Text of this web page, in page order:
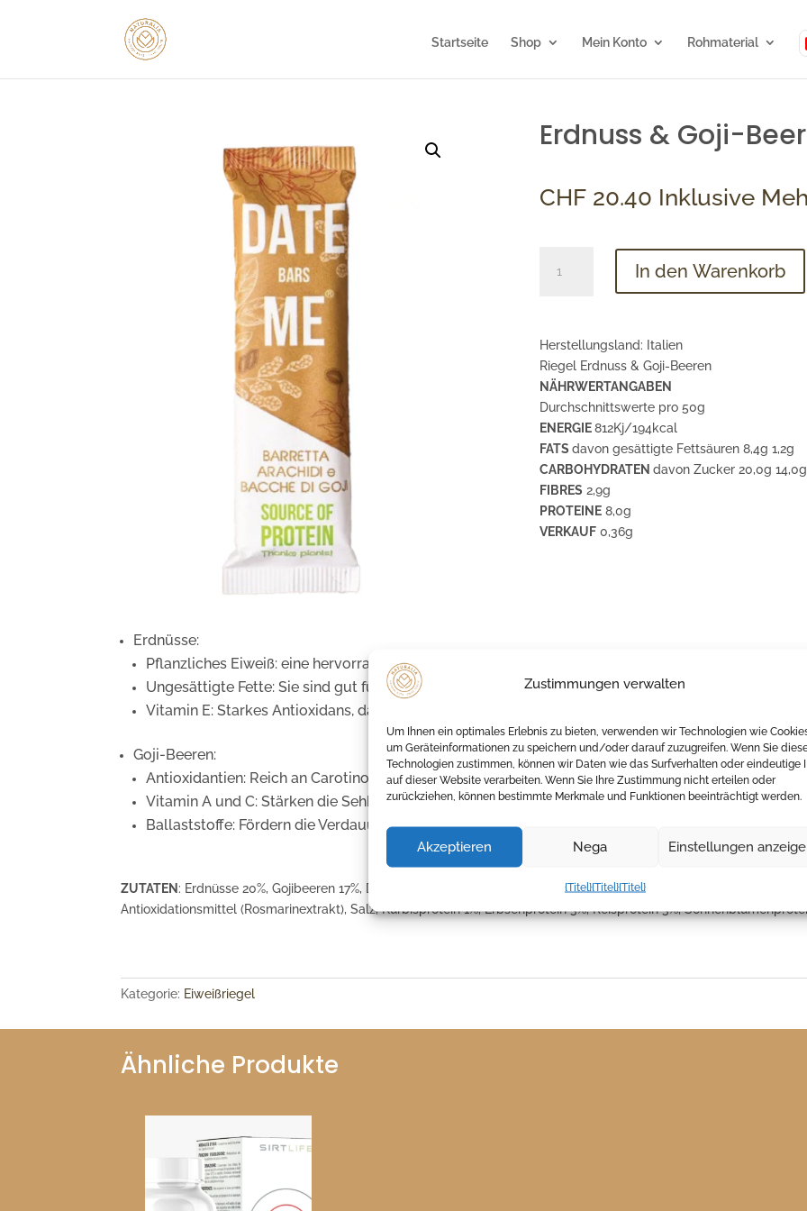
Zustimmungen verwalten
Um Ihnen ein optimales Erlebnis zu bieten, verwenden wir Technologien wie
um Geräteinformationen zu speichern und/oder darauf zuzugreifen. Wenn Sie
Technologien zustimmen, können wir Daten wie das Surfverhalten oder eindeutige
auf dieser Website verarbeiten. Wenn Sie Ihre Zustimmung nicht erteilen oder
zurückziehen, können bestimmte Merkmale und Funktionen beeinträchtigt werden.
Akzeptieren Nega Einstellungen
{Titel}{Titel}{Titel}
Startseite Shop Mein Konto Rohmaterial
Erdnuss & Goji-
CHF20.40 Inklusive
Arachidi
di
Goji,
Confezione
di
12
pezzi
Menge
In den Warenkorb
Herstellungsland: Italien
Riegel Erdnuss & Goji-Beeren
NÄHRWERTANGABEN
Durchschnittswerte pro 50g
ENERGIE812Kj/194kcal
FATS davon gesättigte Fettsäuren 8,4g 1,2g
CARBOHYDRATEN davon Zucker 20,0g 14,0g
FIBRES 2,9g
PROTEINE8,0g
VERKAUF0,36g
Erdnüsse:
Pflanzliches Eiweiß: eine hervorragende Quelle für den Aufbau und Erhalt von Muskelmasse.
Ungesättigte Fette: Sie sind gut für das Herz und tragen zu einem niedrigen Cholesterinspiegel
Vitamin E: Starkes Antioxidans, das die Zellen vor oxidativem Stress schützt.
Goji-Beeren:
Antioxidantien: Reich an Carotinoiden und Polysacchariden, die das Immunsystem unterstützen.
Vitamin A und C: Stärken die Sehkraft und das Immunsystem.
Ballaststoffe: Fördern die Verdauung und tragen zur Regulierung des Blutzuckerspiegels bei.
ZUTATEN : Erdnüsse 20%, Gojibeeren 17%, Dattelpaste, Aprikosenpaste (Glukosesirup, Zucker, Zitronensäure),
Antioxidationsmittel (Rosmarinextrakt), Salz, Kürbisprotein 1%, Erbsenprotein 3%, Reisprotein 3%,
Kategorie: Eiweißriegel
Ähnliche Produkte